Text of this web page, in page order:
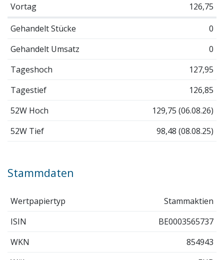
Vortag
126,75
Gehandelt Stücke
0
Gehandelt Umsatz
0
Tageshoch
127,95
Tagestief
126,85
52W Hoch
129,75 (06.08.26)
52W Tief
98,48 (08.08.25)
Stammdaten
Wertpapiertyp
Stammaktien
ISIN
BE0003565737
WKN
854943